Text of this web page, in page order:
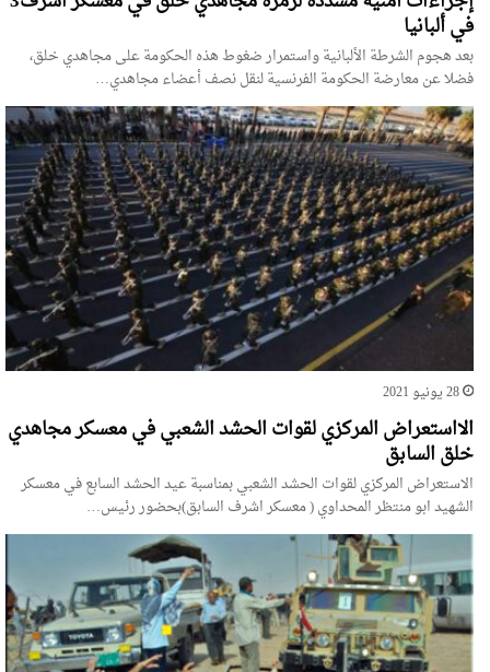
في ألبانيا
بعد هجوم الشرطة الألبانية واستمرار ضغوط هذه الحكومة على مجاهدي خلق،
فضلا عن معارضة الحكومة الفرنسية لنقل نصف أعضاء مجاهدي…
28 يونيو 2021
الااستعراض المركزي لقوات الحشد الشعبي في معسكر مجاهدي
خلق السابق
الاستعراض المركزي لقوات الحشد الشعبي بمناسبة عيد الحشد السابع في معسكر
الشهيد ابو منتظر المحداوي ( معسكر اشرف السابق)بحضور رئيس…